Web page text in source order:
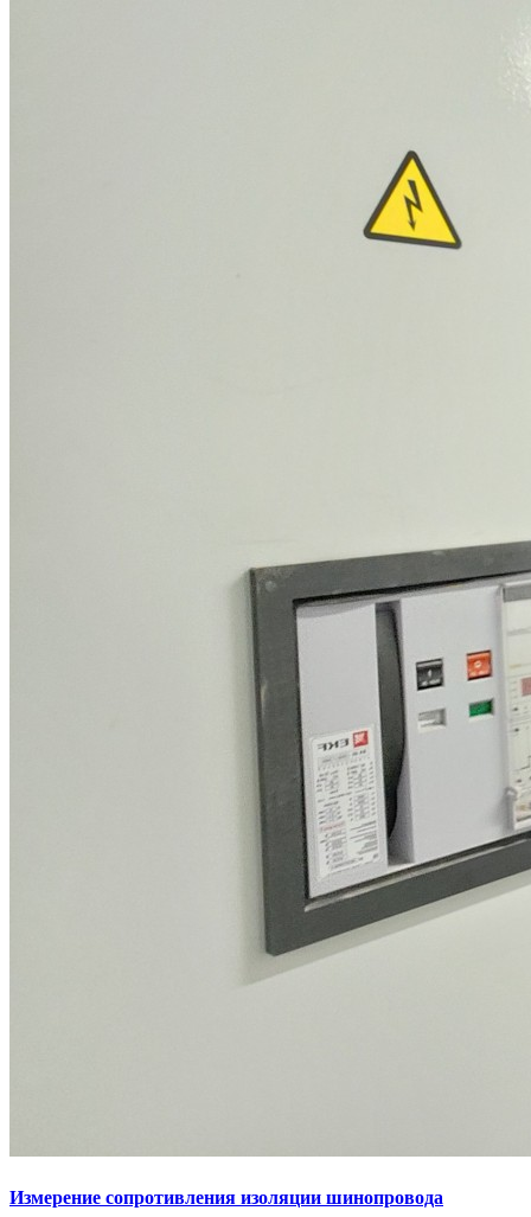
Измерение сопротивления изоляции шинопровода